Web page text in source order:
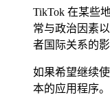
TikTok 在某些
常与政治因素
者国际关系的影
如果希望继续
本的应用程序